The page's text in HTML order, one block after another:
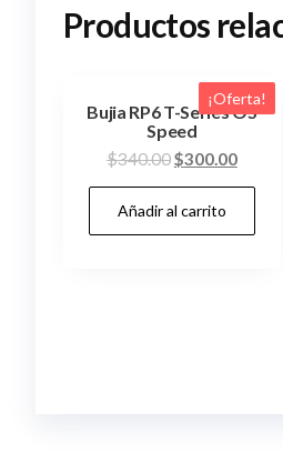
Productos
¡Oferta!
Bujia RP6 T-Series OS
Speed
$340.00El
precio
original
era:
$300.00El
precio
es:
Añadir al carrito